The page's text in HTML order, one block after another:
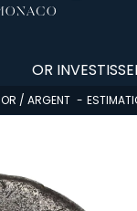
OR
OR / ARGENT